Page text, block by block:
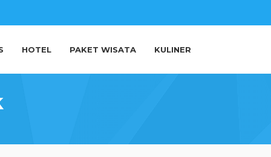
HOTEL PAKET WISATA KULINER